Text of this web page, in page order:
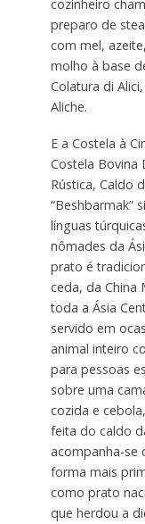
cozinheiro
preparo de
com mel,
molho à base
Colatura di
Aliche.
E a Costela à
Costela Bovina
Rústica, Caldo
“Beshbarmak”
línguas
nômades da
prato é
ceda, da China
toda a Ásia
servido em
animal inteiro
para pessoas
sobre uma
cozida e
feita do caldo
acompanha-se
forma mais
como prato
que herdou a